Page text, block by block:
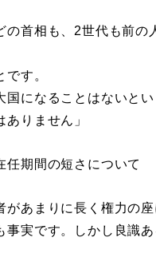
首相も、2世代も前の
す。
になることはないと
りません」
期間の短さについて
があまりに長く権力の
事実です。しかし良識